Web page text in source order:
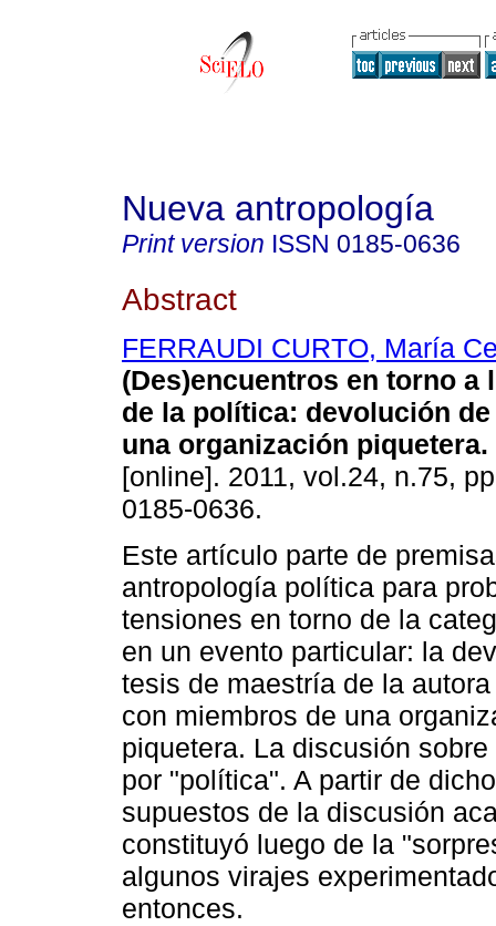
Nueva antropología
Print version ISSN 0185-0636
Abstract
FERRAUDI CURTO, María
(Des)encuentros en torno a
de la política: devolución
una organización piquetera.
[online]. 2011, vol.24, n.75,
0185-0636.
Este artículo parte de
antropología política para
tensiones en torno de la
en un evento particular: la
tesis de maestría de la
con miembros de una
piquetera. La discusión
por "política". A partir de
supuestos de la discusión
constituyó luego de la
algunos virajes
entonces.